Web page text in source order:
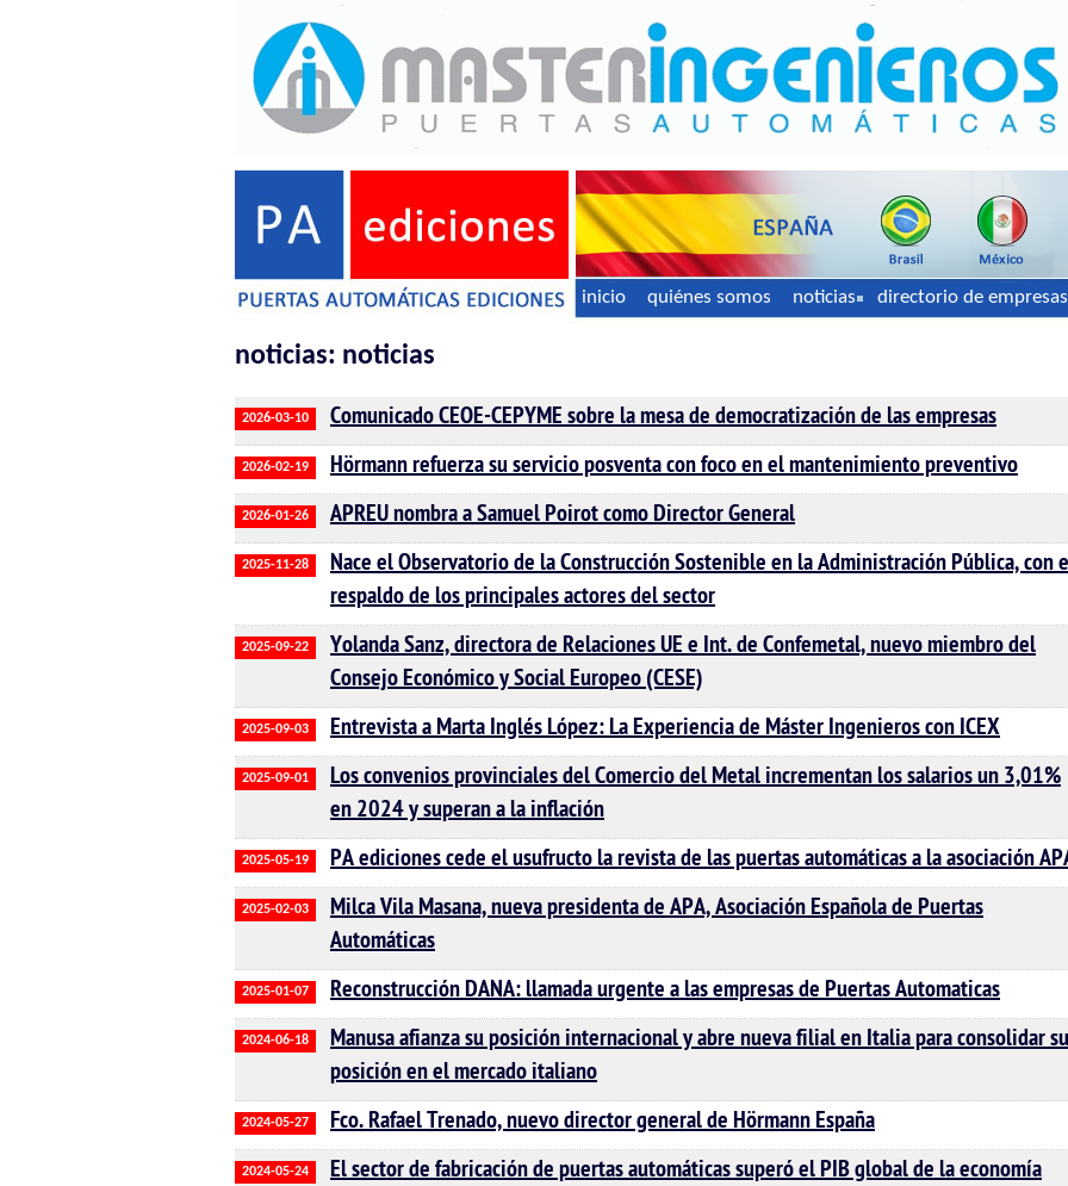
inicio quiénes somos noticias directorio de empresas
noticias: noticias
2026-03-10 Comunicado CEOE-CEPYME sobre la mesa de democratización de las empresas
2026-02-19 Hörmann refuerza su servicio posventa con foco en el mantenimiento preventivo
2026-01-26 APREU nombra a Samuel Poirot como Director General
2025-11-28
Nace el Observatorio de la Construcción Sostenible en la Administración Pública, con
respaldo de los principales actores del sector
2025-09-22
Yolanda Sanz, directora de Relaciones UE e Int. de Confemetal, nuevo miembro del
Consejo Económico y Social Europeo (CESE)
2025-09-03 Entrevista a Marta Inglés López: La Experiencia de Máster Ingenieros con ICEX
2025-09-01
Los convenios provinciales del Comercio del Metal incrementan los salarios un 3,01%
en 2024 y superan a la inflación
2025-05-19 PA ediciones cede el usufructo la revista de las puertas automáticas a la asociación
2025-02-03
Milca Vila Masana, nueva presidenta de APA, Asociación Española de Puertas
Automáticas
2025-01-07 Reconstrucción DANA: llamada urgente a las empresas de Puertas Automaticas
2024-06-18
Manusa afianza su posición internacional y abre nueva filial en Italia para consolidar su
posición en el mercado italiano
2024-05-27 Fco. Rafael Trenado, nuevo director general de Hörmann España
2024-05-24
El sector de fabricación de puertas automáticas superó el PIB global de la economía